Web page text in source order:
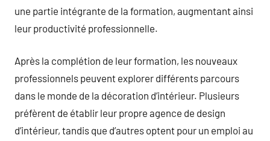
une partie intégrante de la formation, augmentant ainsi
leur productivité professionnelle.
Après la complétion de leur formation, les nouveaux
professionnels peuvent explorer différents parcours
dans le monde de la décoration d’intérieur. Plusieurs
préfèrent de établir leur propre agence de design
d’intérieur, tandis que d’autres optent pour un emploi au